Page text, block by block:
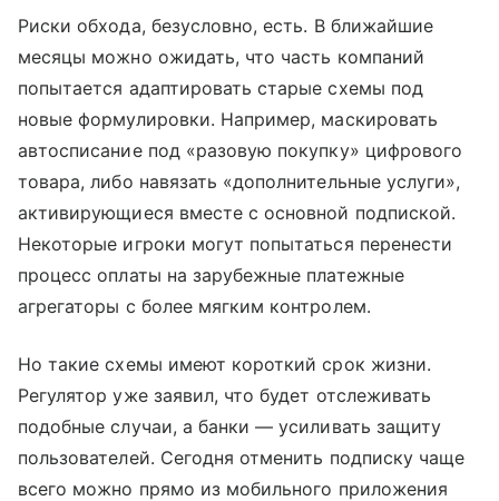
Риски обхода, безусловно, есть. В ближайшие
месяцы можно ожидать, что часть компаний
попытается адаптировать старые схемы под
новые формулировки. Например, маскировать
автосписание под «разовую покупку» цифрового
товара, либо навязать «дополнительные услуги»,
активирующиеся вместе с основной подпиской.
Некоторые игроки могут попытаться перенести
процесс оплаты на зарубежные платежные
агрегаторы с более мягким контролем.
Но такие схемы имеют короткий срок жизни.
Регулятор уже заявил, что будет отслеживать
подобные случаи, а банки — усиливать защиту
пользователей. Сегодня отменить подписку чаще
всего можно прямо из мобильного приложения